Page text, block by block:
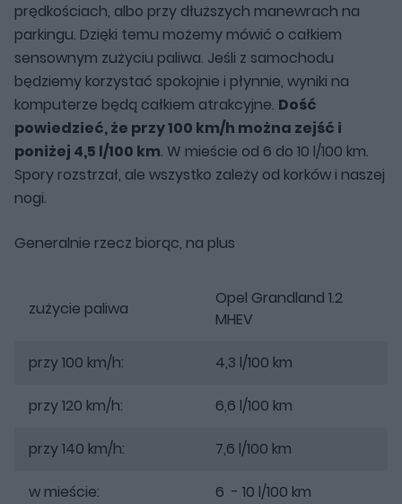
prędkościach, albo przy dłuższych manewrach na
parkingu. Dzięki temu możemy mówić o całkiem
sensownym zużyciu paliwa. Jeśli z samochodu
będziemy korzystać spokojnie i płynnie, wyniki na
komputerze będą całkiem atrakcyjne. Dość
powiedzieć, że przy 100 km/h można zejść i
poniżej 4,5 l/100 km. W mieście od 6 do 10 l/100 km.
Spory rozstrzał, ale wszystko zależy od korków i naszej
nogi.
Generalnie rzecz biorąc, na plus
zużycie paliwa
Opel Grandland 1.2
MHEV
przy 100 km/h: 4,3 l/100 km
przy 120 km/h: 6,6 l/100 km
przy 140 km/h: 7,6 l/100 km
w mieście: 6 - 10 l/100 km